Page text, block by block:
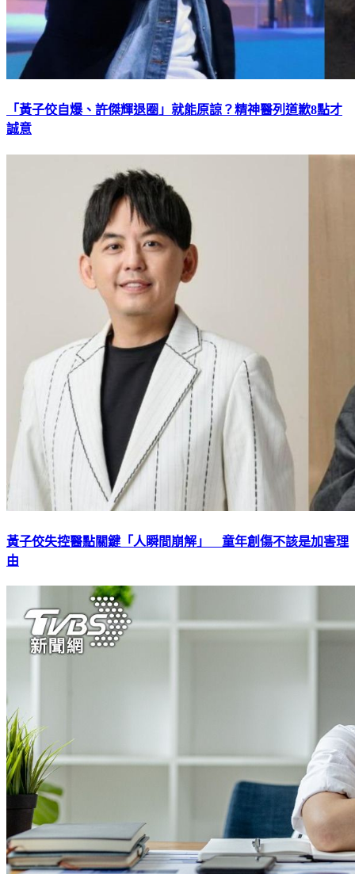
「黃子佼自爆、許傑輝退圈」就能原諒？精神醫列道歉8點才
誠意
黃子佼失控醫點關鍵「人瞬間崩解」 童年創傷不該是加害理
由